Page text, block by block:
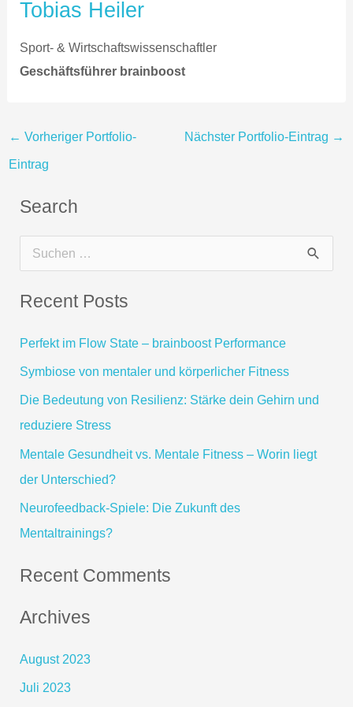
Tobias Heiler
Sport- & Wirtschaftswissenschaftler
Geschäftsführer brainboost
← Vorheriger Portfolio-
Eintrag
Nächster Portfolio-Eintrag →
Search
c
n
a
c
h
:
Recent Posts
Perfekt im Flow State – brainboost Performance
Symbiose von mentaler und körperlicher Fitness
Die Bedeutung von Resilienz: Stärke dein Gehirn und
reduziere Stress
Mentale Gesundheit vs. Mentale Fitness – Worin liegt
der Unterschied?
Neurofeedback-Spiele: Die Zukunft des
Mentaltrainings?
Recent Comments
Archives
August 2023
Juli 2023